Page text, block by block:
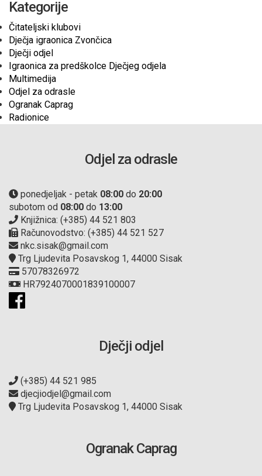
Kategorije
Čitateljski klubovi
Dječja igraonica Zvončica
Dječji odjel
Igraonica za predškolce Dječjeg odjela
Multimedija
Odjel za odrasle
Ogranak Caprag
Radionice
Odjel za odrasle
ponedjeljak - petak 08:00 do 20:00
subotom od 08:00 do 13:00
Knjižnica: (+385) 44 521 803
Računovodstvo: (+385) 44 521 527
nkc.sisak@gmail.com
Trg Ljudevita Posavskog 1, 44000 Sisak
57078326972
HR7924070001839100007
Dječji odjel
(+385) 44 521 985
djecjiodjel@gmail.com
Trg Ljudevita Posavskog 1, 44000 Sisak
Ogranak Caprag